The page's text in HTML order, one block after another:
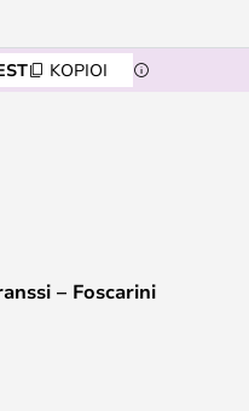
KOPIOI
– Foscarini